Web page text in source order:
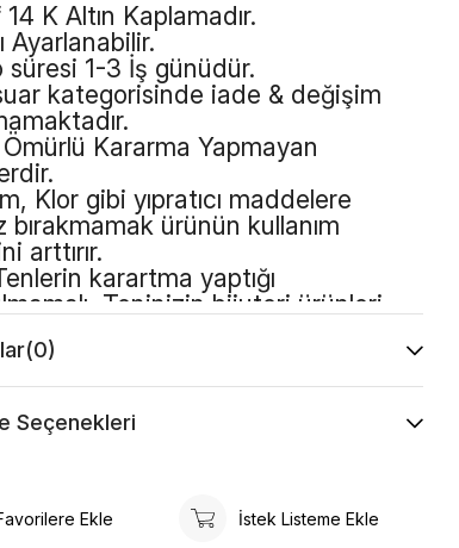
14 K Altın Kaplamadır.
Ayarlanabilir.
süresi 1-3 İş günüdür.
kategorisinde iade & değişim
Kararma Yapmayan
Klor gibi yıpratıcı maddelere
bırakmamak ürünün kullanım
arttırır.
karartma yaptığı
Teninizin bijuteri ürünleri
(0)
Seçenekleri
Ekle İstek Listeme Ekle